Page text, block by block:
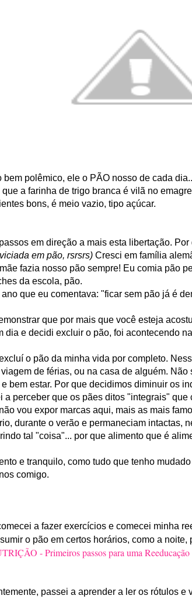
bem polêmico, ele o PÃO nosso de cada
que a farinha de trigo branca é vilã no
bons, é meio vazio, tipo açúcar.
em direção a mais esta libertação.
em pão, rsrsrs) Cresci em família
fazia nosso pão sempre! Eu comia pão
da escola, pão.
que eu comentava: "ficar sem pão já é
que por mais que você esteja
dia e decidi excluir o pão, foi acontecendo
o pão da minha vida por completo.
de férias, ou na casa de alguém.
bem estar. Por que decidimos diminuir os
a perceber que os pães ditos "integrais"
vou expor marcas aqui, mais as mais
durante o verão e permaneciam intactas,
tal "coisa"... por que alimento que é
e tranquilo, como tudo que tenho
comigo.
a fazer exercícios e comecei minha
o pão em certos horários, como a noite,
- Primeiros passos para uma
passei a aprender a ler os rótulos e